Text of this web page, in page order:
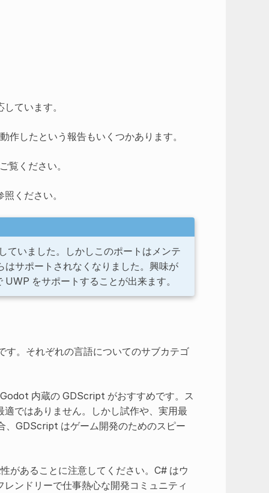
ています。
したという報告もいくつかあります。
覧ください。
照ください。
いました。しかしこのポートはメンテ
サポートされなくなりました。興味が
をサポートすることが出来ます。
。それぞれの言語についてのサブカテゴ
内蔵の GDScript がおすすめです。ス
ではありません。しかし試作や、実用最
GDScript はゲーム開発のためのスピー
があることに注意してください。C# はウ
ンドリーで仕事熱心な開発コミュニティ